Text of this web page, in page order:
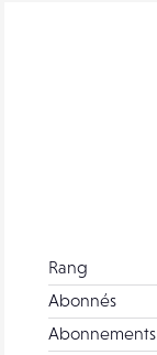
Rang
Abonnés
Abonnements